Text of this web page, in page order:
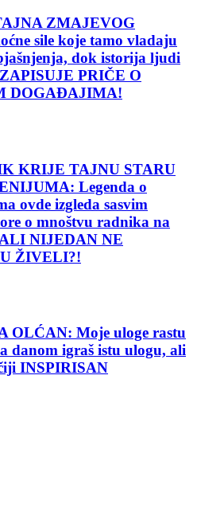
ZMAJEVOG
sile koje tamo vladaju
dok istorija ljudi
PRIČE O
DOGAĐAJIMA!
KRIJE TAJNU STARU
Legenda o
ovde izgleda sasvim
o mnoštvu radnika na
NIJEDAN NE
ŽIVELI?!
OLĆAN: Moje uloge rastu
danom igraš istu ulogu, ali
INSPIRISAN